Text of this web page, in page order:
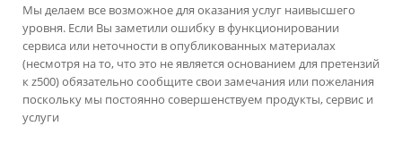
Мы делаем все возможное для оказания услуг наивысшего
уровня. Если Вы заметили ошибку в функционировании
сервиса или неточности в опубликованных материалах
(несмотря на то, что это не является основанием для претензий
к z500) обязательно сообщите свои замечания или пожелания
поскольку мы постоянно совершенствуем продукты, сервис и
услуги